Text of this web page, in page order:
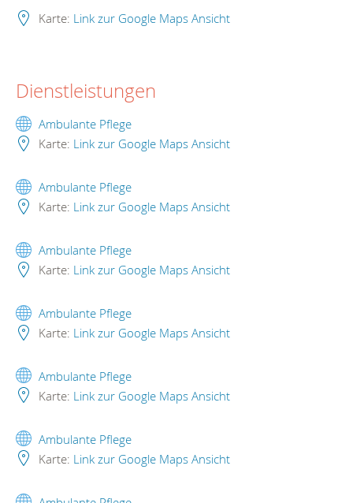
Karte: Link zur Google Maps Ansicht
Dienstleistungen
Ambulante Pflege
Karte: Link zur Google Maps Ansicht
Ambulante Pflege
Karte: Link zur Google Maps Ansicht
Ambulante Pflege
Karte: Link zur Google Maps Ansicht
Ambulante Pflege
Karte: Link zur Google Maps Ansicht
Ambulante Pflege
Karte: Link zur Google Maps Ansicht
Ambulante Pflege
Karte: Link zur Google Maps Ansicht